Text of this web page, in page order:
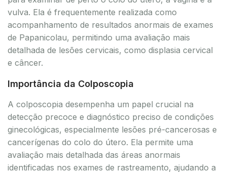
vulva. Ela é frequentemente realizada como
acompanhamento de resultados anormais de exames
de Papanicolau, permitindo uma avaliação mais
detalhada de lesões cervicais, como displasia cervical
e câncer.
Importância da Colposcopia
A colposcopia desempenha um papel crucial na
detecção precoce e diagnóstico preciso de condições
ginecológicas, especialmente lesões pré-cancerosas e
cancerígenas do colo do útero. Ela permite uma
avaliação mais detalhada das áreas anormais
identificadas nos exames de rastreamento, ajudando a